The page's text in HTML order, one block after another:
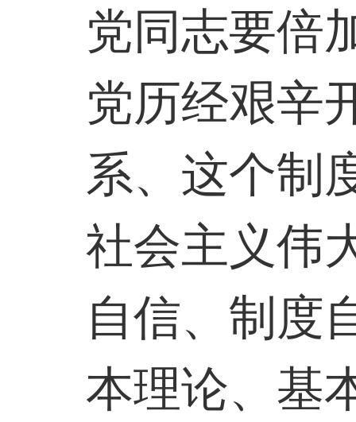
党同志要倍
党历经艰辛
系、这个制
社会主义伟
自信、制度
本理论、基